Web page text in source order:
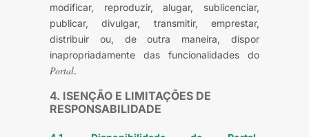
modificar, reproduzir, alugar, sublicenciar,
publicar, divulgar, transmitir, emprestar,
distribuir ou, de outra maneira, dispor
inapropriadamente das funcionalidades do
Portal.
4. ISENÇÃO E LIMITAÇÕES DE
RESPONSABILIDADE